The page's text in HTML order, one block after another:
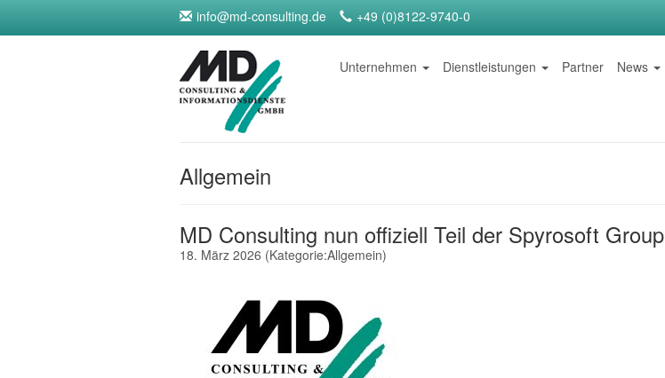
info@md-consulting.de +49 (0)8122-9740-0
Unternehmen Dienstleistungen Partner News
Allgemein
MD Consulting nun offiziell Teil der Spyrosoft Group
18. März 2026 (Kategorie:Allgemein)